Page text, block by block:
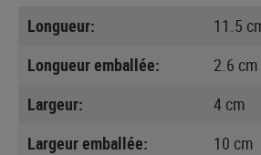
Longueur:
11.5
Longueur emballée:
2.6 cm
Largeur:
4 cm
Largeur emballée:
10 cm